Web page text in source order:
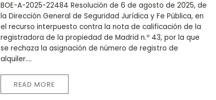
BOE-A-2025-22484 Resolución de 6 de agosto de 2025, de
la Dirección General de Seguridad Jurídica y Fe Pública, en
el recurso interpuesto contra la nota de calificación de la
registradora de la propiedad de Madrid n.º 43, por la que
se rechaza la asignación de número de registro de
alquiler....
READ MORE